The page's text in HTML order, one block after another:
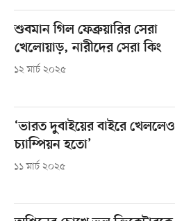
শুবমান গিল ফেব্রুয়ারির সেরা
খেলোয়াড়, নারীদের সেরা কিং
১২ মার্চ ২০২৫
‘ভারত দুবাইয়ের বাইরে খেললেও
চ্যাম্পিয়ন হতো’
১১ মার্চ ২০২৫